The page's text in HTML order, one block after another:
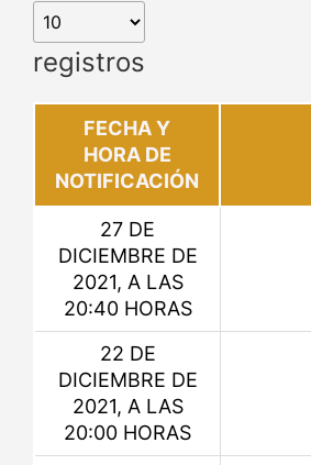
registros
FECHA Y
HORA DE
NOTIFICACIÓN
27 DE
DICIEMBRE DE
2021, A LAS
20:40 HORAS
22 DE
DICIEMBRE DE
2021, A LAS
20:00 HORAS